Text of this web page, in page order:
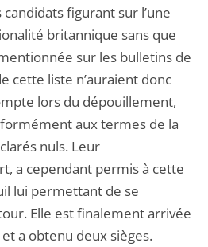
figurant sur l’une
britannique sans que
sur les bulletins de
cette liste n’auraient donc
lors du dépouillement,
aux termes de la
nuls. Leur
a cependant permis à cette
lui permettant de se
Elle est finalement arrivée
a obtenu deux sièges.